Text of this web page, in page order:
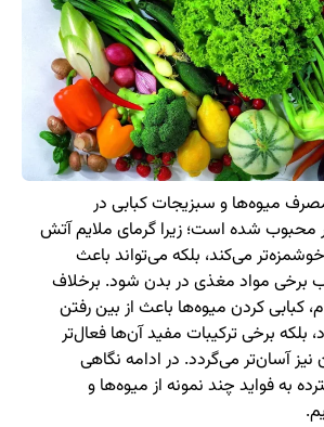
میوه‌ها و سبزیجات کبابی در
محبوب شده است؛ زیرا گرمای ملایم آتش
می‌کند، بلکه می‌تواند باعث
برخی مواد مغذی در بدن شود. برخلاف
کبابی کردن میوه‌ها باعث از بین رفتن
برخی ترکیبات مفید آن‌ها فعال‌تر
آسان‌تر می‌گردد. در ادامه نگاهی
به فواید چند نمونه از میوه‌ها و